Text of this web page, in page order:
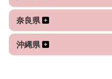
て、大手前通りイルミネ
要駅への広告展開の際の撮
阪急電鉄主催、#photo阪
電車内広告の撮影等。
ル写真...人生の瞬間を写
います。
そういった皆様のお手伝
ラファーになりました。
奈良県
沖縄県